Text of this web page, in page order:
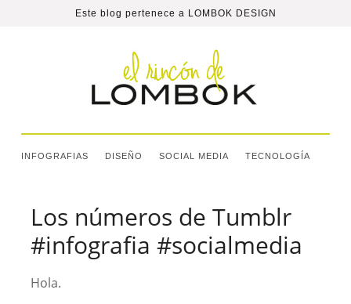
Este blog pertenece a LOMBOK DESIGN
INFOGRAFIAS DISEÑO SOCIAL MEDIA TECNOLOGÍA
Los números de Tumblr
#infografia #socialmedia
Hola.